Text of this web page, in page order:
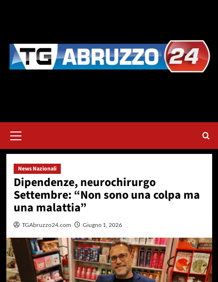
principale
News Nazionali
Dipendenze, neurochirurgo
Settembre: “Non sono una colpa ma
una malattia”
TGAbruzzo24.com Giugno 1, 2026